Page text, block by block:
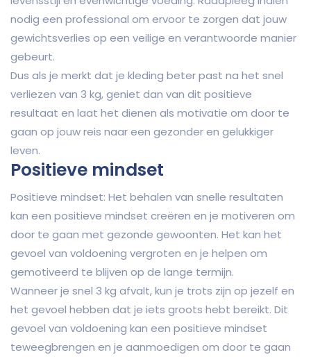
nodig een professional om ervoor te zorgen dat jouw
gewichtsverlies op een veilige en verantwoorde manier
gebeurt.
Dus als je merkt dat je kleding beter past na het snel
verliezen van 3 kg, geniet dan van dit positieve
resultaat en laat het dienen als motivatie om door te
gaan op jouw reis naar een gezonder en gelukkiger
leven.
Positieve mindset
Positieve mindset: Het behalen van snelle resultaten
kan een positieve mindset creëren en je motiveren om
door te gaan met gezonde gewoonten. Het kan het
gevoel van voldoening vergroten en je helpen om
gemotiveerd te blijven op de lange termijn.
Wanneer je snel 3 kg afvalt, kun je trots zijn op jezelf en
het gevoel hebben dat je iets groots hebt bereikt. Dit
gevoel van voldoening kan een positieve mindset
teweegbrengen en je aanmoedigen om door te gaan